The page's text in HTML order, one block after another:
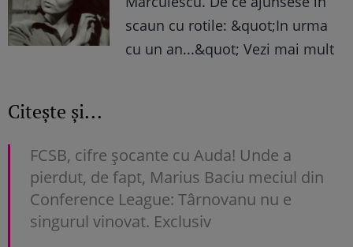
scaun cu rotile: &quot;In urma
cu un an...&quot; Vezi mai mult
Citește și...
FCSB, cifre șocante cu Auda! Unde a
pierdut, de fapt, Marius Baciu meciul din
Conference League: Târnovanu nu e
singurul vinovat. Exclusiv